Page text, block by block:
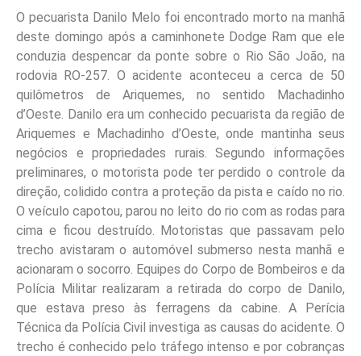
O pecuarista Danilo Melo foi encontrado morto na manhã
deste domingo após a caminhonete Dodge Ram que ele
conduzia despencar da ponte sobre o Rio São João, na
rodovia RO-257. O acidente aconteceu a cerca de 50
quilômetros de Ariquemes, no sentido Machadinho
d’Oeste. Danilo era um conhecido pecuarista da região de
Ariquemes e Machadinho d’Oeste, onde mantinha seus
negócios e propriedades rurais. Segundo informações
preliminares, o motorista pode ter perdido o controle da
direção, colidido contra a proteção da pista e caído no rio.
O veículo capotou, parou no leito do rio com as rodas para
cima e ficou destruído. Motoristas que passavam pelo
trecho avistaram o automóvel submerso nesta manhã e
acionaram o socorro. Equipes do Corpo de Bombeiros e da
Polícia Militar realizaram a retirada do corpo de Danilo,
que estava preso às ferragens da cabine. A Perícia
Técnica da Polícia Civil investiga as causas do acidente. O
trecho é conhecido pelo tráfego intenso e por cobranças